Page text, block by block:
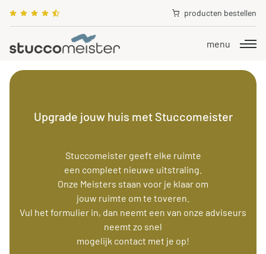
producten bestellen
menu
info@stuccomeister.nl
Upgrade jouw huis met Stuccomeister
Stuccomeister geeft elke ruimte
een compleet nieuwe uitstraling.
Onze Meisters staan voor je klaar om
jouw ruimte om te toveren.
Vul het formulier in, dan neemt een van onze adviseurs
neemt zo snel
mogelijk contact met je op!